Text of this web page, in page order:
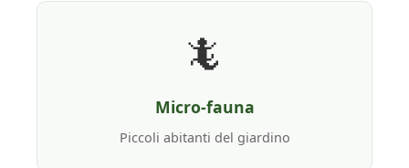
🦎
Micro-fauna
Piccoli abitanti del giardino